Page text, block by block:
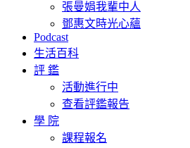
張曼娟我輩中人
鄧惠文時光心蘊
Podcast
生活百科
評 鑑
活動進行中
查看評鑑報告
學 院
課程報名